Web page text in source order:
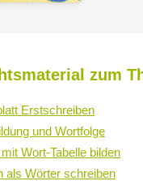
zum
Erstschreiben
und Wortfolge
Wort-Tabelle bilden
als Wörter schreiben